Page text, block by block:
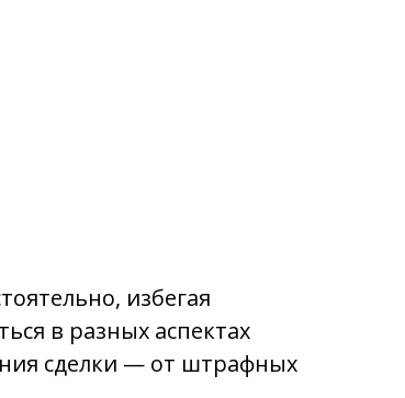
избегая
в разных аспектах
сделки — от штрафных